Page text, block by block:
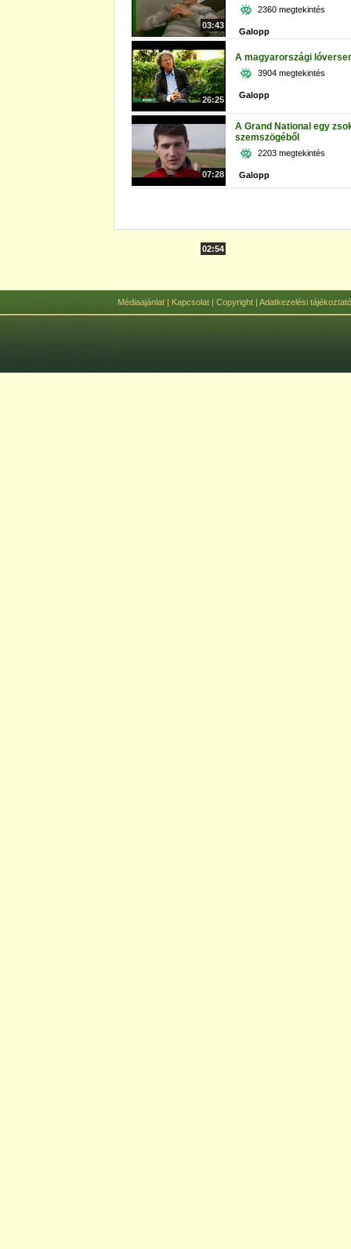
03:43
26:25
2360 megtekintés
Galopp
07:28
A magyarországi
3904 megtekintés
Galopp
02:54
A Grand National egy
szemszögéből
2203 megtekintés
Galopp
Médiaajánlat| Kapcsolat| Copyright| Adatkezelési tájékoztató